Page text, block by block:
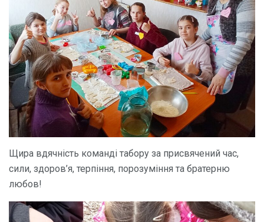
Щира вдячність команді табору за присвячений час,
сили, здоров’я, терпіння, порозуміння та братерню
любов!